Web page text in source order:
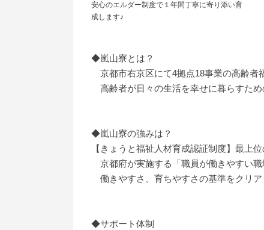
安心のエルダー制度で１年間丁寧に寄り添い育
成します♪
◆嵐山寮とは？
京都市右京区にて4拠点18事業の高齢者
高齢者が日々の生活を幸せに暮らすため
◆嵐山寮の強みは？
【きょうと福祉人材育成認証制度】最上
京都府が実施する「職員が働きやすい職
働きやすさ、育ちやすさの基準をクリ
◆サポート体制